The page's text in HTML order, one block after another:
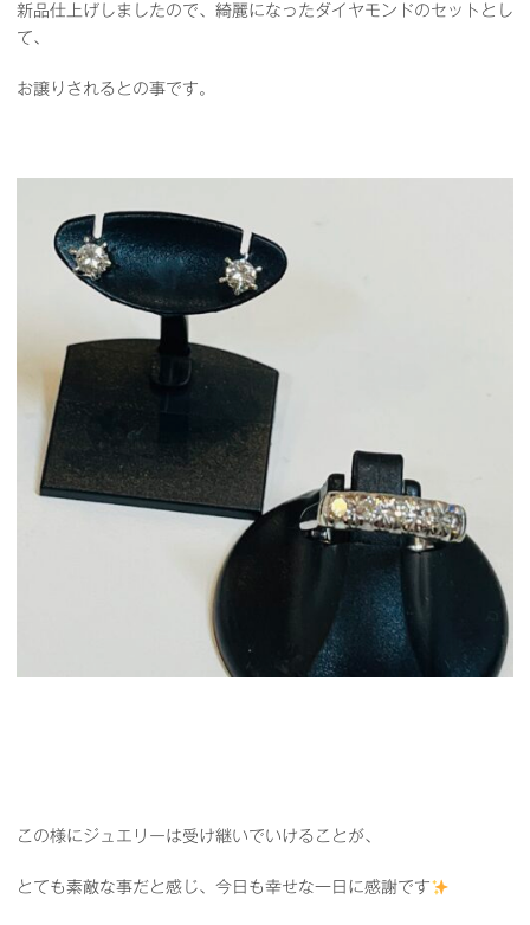
新品仕上げしましたので、綺麗になったダイヤモンドのセットとし
て、
お譲りされるとの事です。
この様にジュエリーは受け継いでいけることが、
とても素敵な事だと感じ、今日も幸せな一日に感謝です